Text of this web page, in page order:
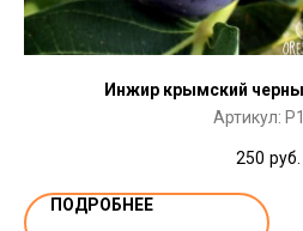
Инжир крымский
Артикул:
250 руб.
ПОДРОБНЕЕ